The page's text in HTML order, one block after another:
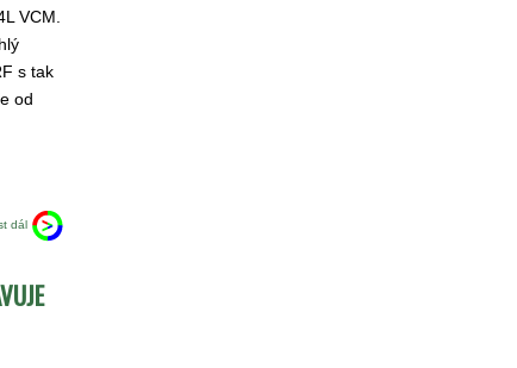
VCM.
s tak
od
dál